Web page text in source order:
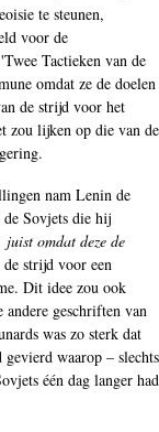
te steunen,
voor de
Tactieken van de
omdat ze de doelen
de strijd voor het
zou lijken op die van de
nam Lenin de
Sovjets die hij
juist omdat deze de
de strijd voor een
Dit idee zou ook
andere geschriften van
was zo sterk dat
waarop – slechts
één dag langer had